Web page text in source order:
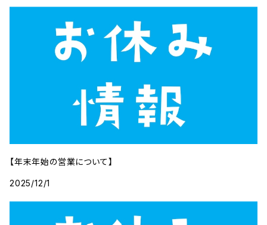
【年末年始の営業について】
2025/12/1